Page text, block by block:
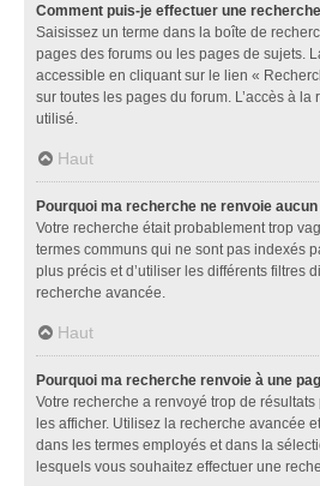
Comment puis-je effectuer une
Saisissez un terme dans la boîte de
pages des forums ou les pages de sujets.
accessible en cliquant sur le lien «
sur toutes les pages du forum. L’accès à
utilisé.
Haut
Pourquoi ma recherche ne renvoie
Votre recherche était probablement trop
termes communs qui ne sont pas indexés
plus précis et d’utiliser les différents filtres
recherche avancée.
Haut
Pourquoi ma recherche renvoie à une
Votre recherche a renvoyé trop de
les afficher. Utilisez la recherche avancée
dans les termes employés et dans la
lesquels vous souhaitez effectuer une